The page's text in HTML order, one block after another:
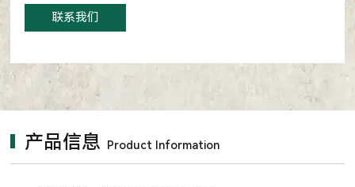
联系我们
产品信息 Product Information